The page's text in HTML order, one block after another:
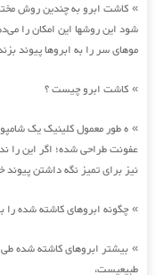
»
شود این روشها این امکان را
موهای سر را به ابروها پیوند
» کاشت ابرو چیست ؟
» ه طور معمول کلینیک یک
عفونت طراحی شده؛ اگر این را
نیز برای تمیز نگه داشتن پیوند
» چگونه ابروهای کاشته شده را
»
طبیعیست،